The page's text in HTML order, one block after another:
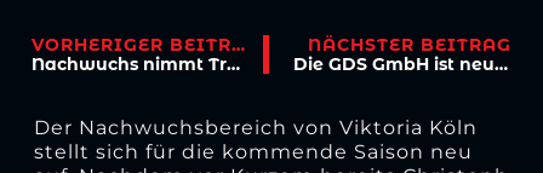
VORHERIGER BEITRAG
Nachwuchs nimmt Training zum Teil wieder auf
NÄCHSTER BEITRAG
Die GDS GmbH ist neuer Partner von Viktoria Köln
Der Nachwuchsbereich von Viktoria Köln
stellt sich für die kommende Saison neu